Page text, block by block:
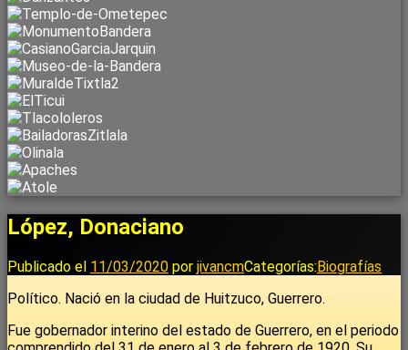
López, Donaciano
Publicado el 11/03/2020 por jivancmCategorías: Biografías
Político. Nació en la ciudad de Huitzuco, Guerrero.
Fue gobernador interino del estado de Guerrero, en el periodo